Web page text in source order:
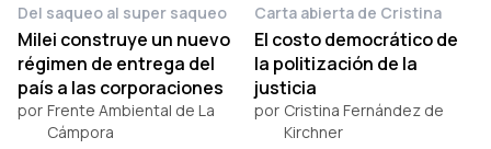
Del saqueo al super saqueo
Milei construye un nuevo
régimen de entrega del
país a las corporaciones
por Frente Ambiental de La
Cámpora
Carta abierta de Cristina
El costo democrático de
la politización de la
justicia
por Cristina Fernández de
Kirchner